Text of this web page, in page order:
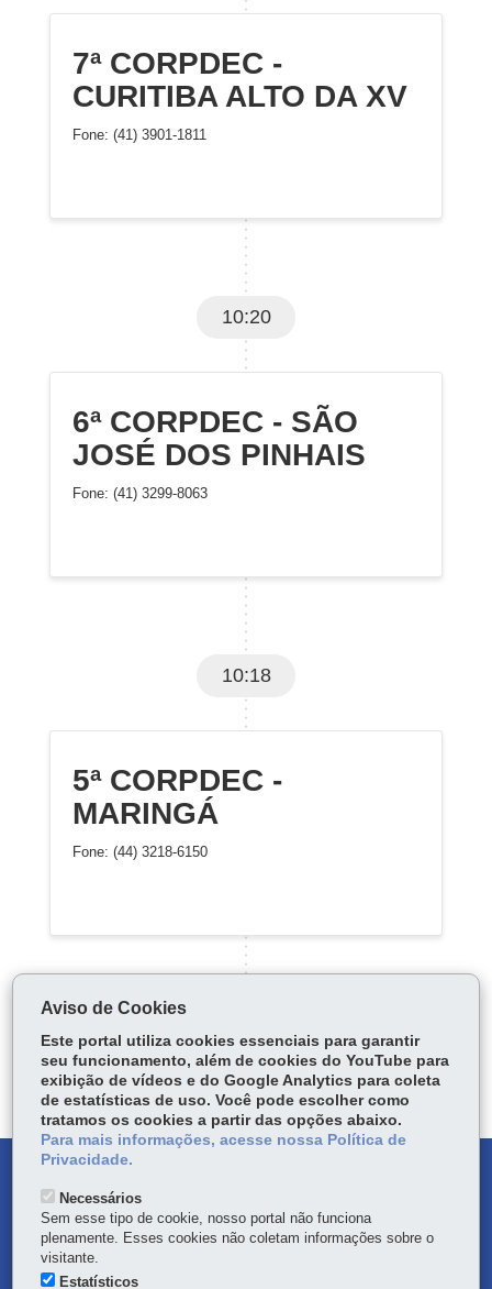
7ª CORPDEC -
CURITIBA ALTO DA XV
Fone: (41) 3901-1811
10:20
6ª CORPDEC - SÃO
JOSÉ DOS PINHAIS
Fone: (41) 3299-8063
10:18
5ª CORPDEC -
MARINGÁ
Fone: (44) 3218-6150
Carregar mais
DENUNCIE CORRUPÇÃO
OUVIDORIA
TRANSPARÊNCIA INSTITUCIONAL
Aviso de Cookies
Este portal utiliza cookies essenciais para garantir
seu funcionamento, além de cookies do YouTube para
exibição de vídeos e do Google Analytics para coleta
de estatísticas de uso. Você pode escolher como
tratamos os cookies a partir das opções abaixo.
Para mais informações, acesse nossa Política de
Privacidade.
Necessários
Sem esse tipo de cookie, nosso portal não funciona
plenamente. Esses cookies não coletam informações sobre o
visitante.
Estatísticos